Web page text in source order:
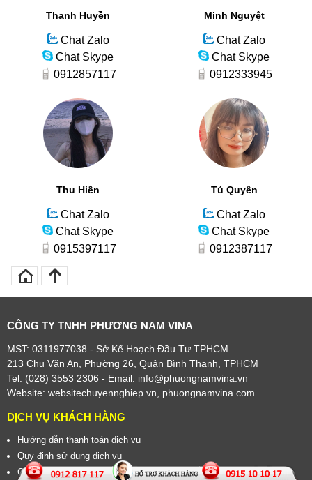
Thanh Huyền
Chat Zalo
Chat Skype
0912857117
Minh Nguyệt
Chat Zalo
Chat Skype
0912333945
Thu Hiền
Chat Zalo
Chat Skype
0915397117
Tú Quyên
Chat Zalo
Chat Skype
0912387117
CÔNG TY TNHH PHƯƠNG NAM VINA
MST: 0311977038 - Sở Kế Hoạch Đầu Tư TPHCM
213 Chu Văn An, Phường 26, Quận Bình Thạnh, TPHCM
Tel: (028) 3553 2306 - Email: info@phuongnamvina.vn
Website: websitechuyennghiep.vn, phuongnamvina.com
DỊCH VỤ KHÁCH HÀNG
Hướng dẫn thanh toán dịch vụ
Quy định sử dụng dịch vụ
Chính sách bảo hành, bảo trì